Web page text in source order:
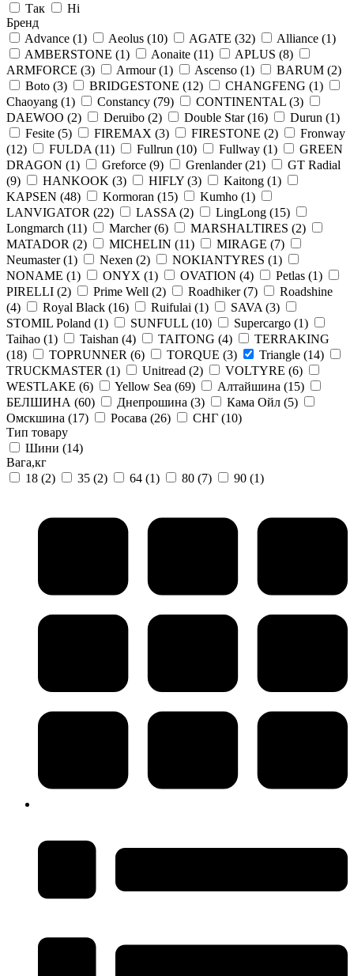
Так
Ні
Бренд
Advance (1) Aeolus (10) AGATE (32) Alliance (1)
AMBERSTONE (1) Aonaite (11) APLUS (8)
ARMFORCE (3) Armour(1) Ascenso (1) BARUM (2)
Boto (3) BRIDGESTONE (12) CHANGFENG (1)
Chaoyang (1) Constancy (79) CONTINENTAL (3)
DAEWOO (2) Deruibo (2) Double Star(16) Durun (1)
Fesite (5) FIREMAX (3) FIRESTONE (2)
Fronway
(12)
FULDA (11) Fullrun (10) Fullway (1)
GREEN
DRAGON (1) Greforce (9) Grenlander(21)
GT Radial
(9)
HANKOOK (3) HIFLY (3) Kaitong (1)
KAPSEN (48) Kormoran (15) Kumho (1)
LANVIGATOR (22) LASSA (2) LingLong (15)
Longmarch (11) Marcher(6) MARSHALTIRES (2)
MATADOR (2) MICHELIN (11) MIRAGE (7)
Neumaster(1) Nexen (2) NOKIANTYRES (1)
NONAME (1) ONYX (1) OVATION (4) Petlas (1)
PIRELLI (2) Prime Well (2) Roadhiker(7)
Roadshine
(4)
Royal Black (16) Ruifulai (1) SAVA (3)
STOMIL Poland (1) SUNFULL (10) Supercargo (1)
Taihao (1) Taishan (4) TAITONG (4)
TERRAKING
(18)
TOPRUNNER (6) TORQUE (3) Triangle (14)
TRUCKMASTER (1) Unitread (2) VOLTYRE (6)
WESTLAKE (6) Yellow Sea (69) Алтайшина (15)
БЕЛШИНА (60) Днепрошина (3) Кама Ойл (5)
Омскшина (17) Росава (26) СНГ (10)
Тип товару
Шини (14)
Вага,кг
18 (2) 35 (2) 64 (1) 80 (7) 90 (1)